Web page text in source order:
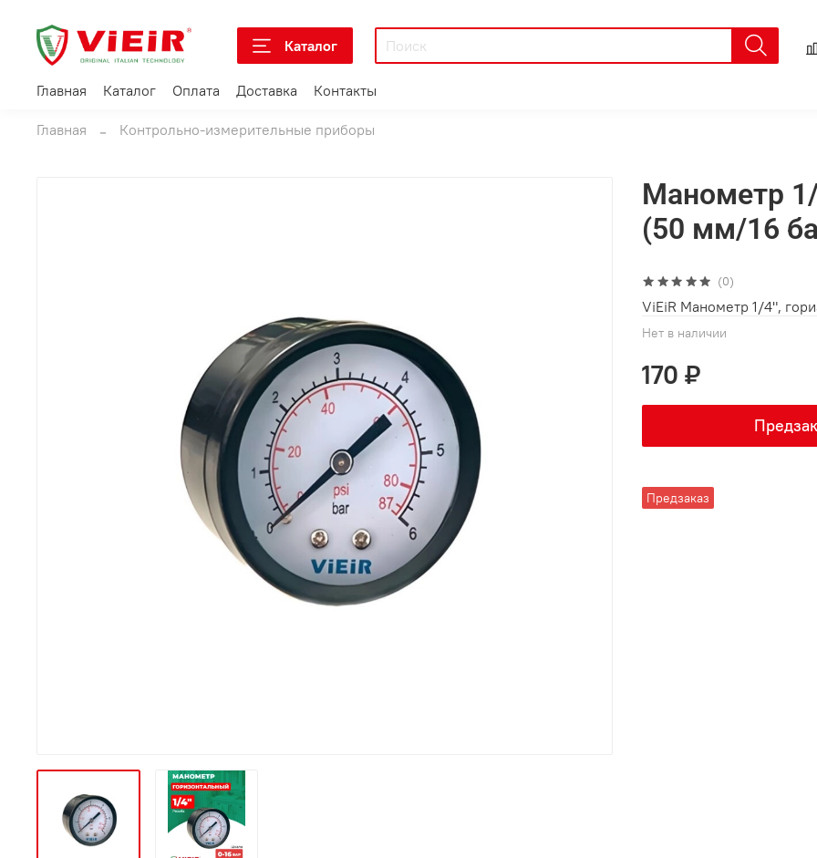
Каталог
Главная Каталог Оплата Доставка Контакты
Главная Контрольно-измерительные приборы
(0)
Нет в наличии
Предзаказ
Манометр
(50 мм/16
170 ₽
ViEiR Манометр 1/4",